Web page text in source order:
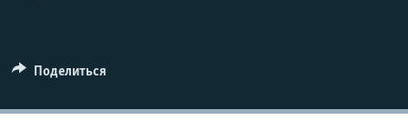
Поделиться